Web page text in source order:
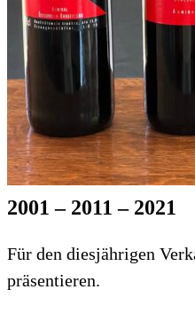
2001 – 2011 – 2021
Für den diesjährigen
präsentieren.